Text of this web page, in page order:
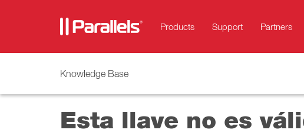
Products Support Partners
Knowledge Base
Esta llave no es